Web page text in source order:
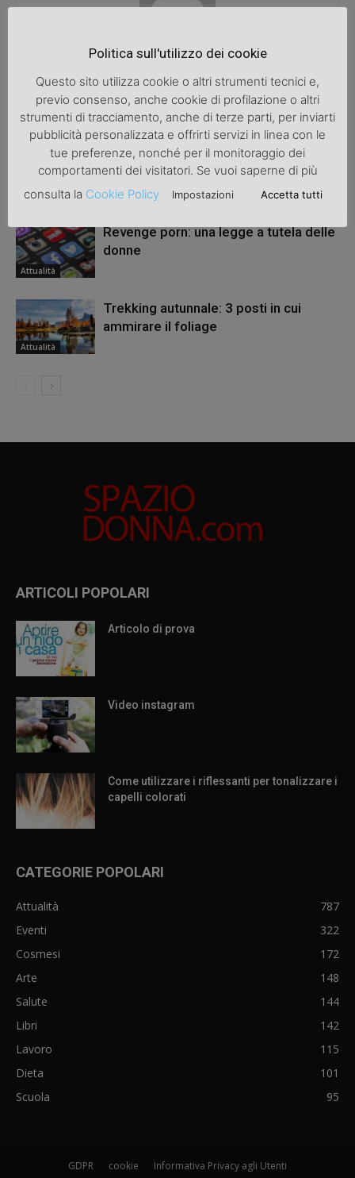
ARTICOLI CORRELATI ALTRO DALL'AUTORE
Attualità
Una bicicletta da donna per migliorare
la salute
Attualità
Revenge porn: una legge a tutela delle
donne
Attualità
Trekking autunnale: 3 posti in cui
ammirare il foliage
ARTICOLI POPOLARI
Articolo di prova
Video instagram
Come utilizzare i riflessanti per tonalizzare i
capelli colorati
CATEGORIE POPOLARI
Attualità
787
Eventi
322
Cosmesi
172
Arte
148
Salute
144
Libri
142
Lavoro
115
Dieta
101
Scuola
95
GDPR cookie Informativa Privacy agli Utenti
Politica sull'utilizzo dei cookie
Questo sito utilizza cookie o altri strumenti tecnici e,
previo consenso, anche cookie di profilazione o altri
strumenti di tracciamento, anche di terze parti, per inviarti
pubblicità personalizzata e offrirti servizi in linea con le
tue preferenze, nonché per il monitoraggio dei
comportamenti dei visitatori. Se vuoi saperne di più
consulta la Cookie Policy Impostazioni Accetta tutti